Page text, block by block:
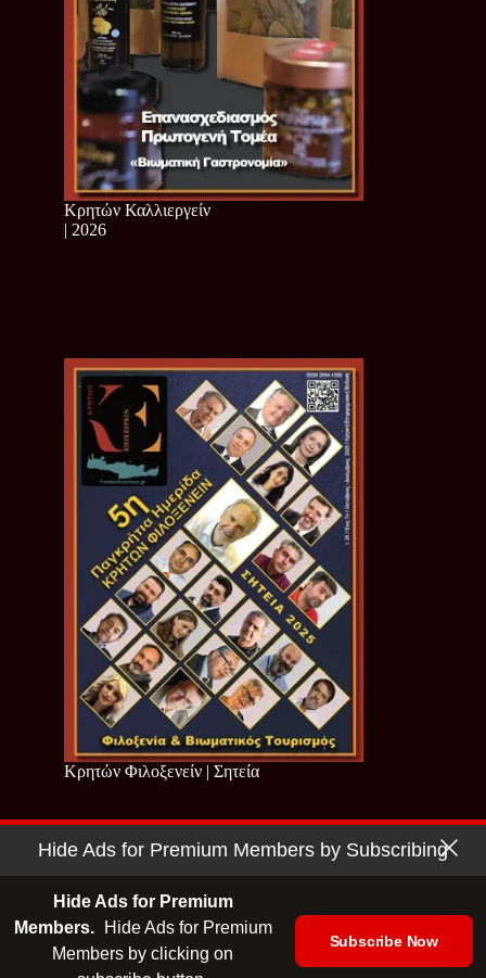
Κρητών Καλλιεργείν
| 2026
Κρητών Φιλοξενείν | Σητεία
Copyright © 2026 - Cretan Business | Κρητών Επιχειρείν
Hide Ads for Premium Members by Subscribing
Hide Ads for Premium
Members.
Hide Ads for Premium
Members by clicking on
Subscribe Now